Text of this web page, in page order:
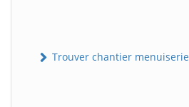
Trouver chantier